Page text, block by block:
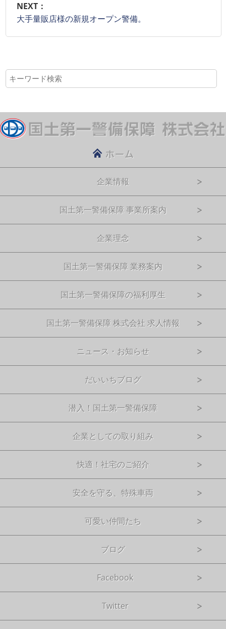
NEXT：
大手量販店様の新規オープン警備。
企業情報
国土第一警備保障 事業所案内
企業理念
国土第一警備保障 業務案内
国土第一警備保障の福利厚生
国土第一警備保障 株式会社 求人情報
ニュース・お知らせ
だいいちブログ
潜入！国土第一警備保障
企業としての取り組み
快適！社宅のご紹介
安全を守る、特殊車両
可愛い仲間たち
ブログ
Facebook
Twitter